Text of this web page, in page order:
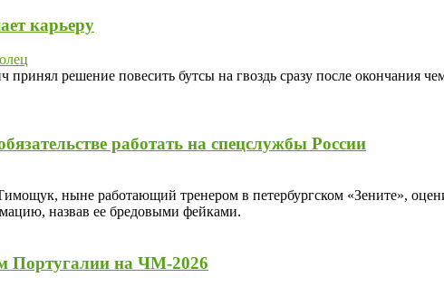
карьеру
решение повесить бутсы на гвоздь сразу после окончания
работать на спецслужбы России
ныне работающий тренером в петербургском «Зените»,
назвав ее бредовыми фейками.
Португалии на ЧМ-2026